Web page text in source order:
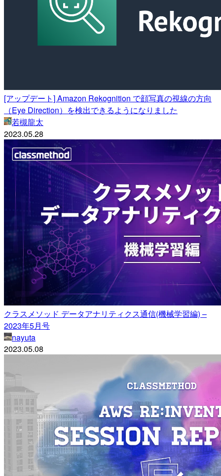
[アップデート] Amazon Rekognition で顔写真の視線の方向
（Eye Direction）を検出できるようになりました
若槻龍太
2023.05.28
クラスメソッド データアナリティクス通信(機械学習編) –
2023年5月号
nayuta
2023.05.08